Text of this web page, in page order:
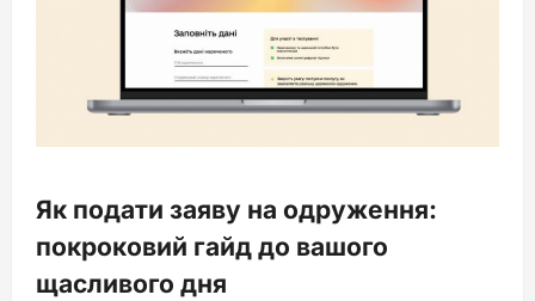
Як подати заяву на одруження:
покроковий гайд до вашого
щасливого дня